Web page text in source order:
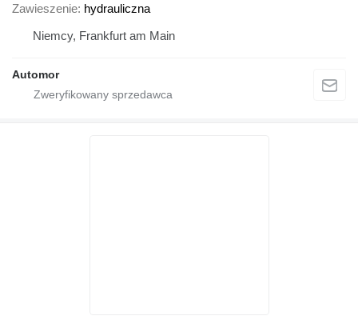
Zawieszenie hydrauliczna
Niemcy, Frankfurt am Main
Automor